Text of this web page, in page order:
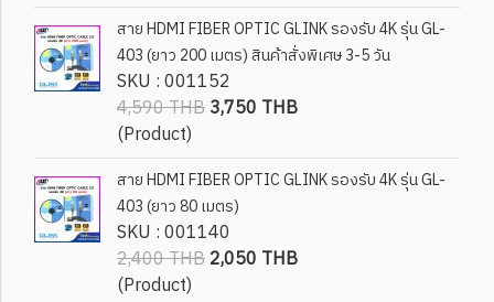
สาย HDMI FIBER OPTIC GLINK รองรับ 4K รุ่น GL-
403 (ยาว 200 เมตร) สินค้าสั่งพิเศษ 3-5 วัน
SKU : 001152
4,590 THB3,750 THB
(Product)
สาย HDMI FIBER OPTIC GLINK รองรับ 4K รุ่น GL-
403 (ยาว 80 เมตร)
SKU : 001140
2,400 THB2,050 THB
(Product)